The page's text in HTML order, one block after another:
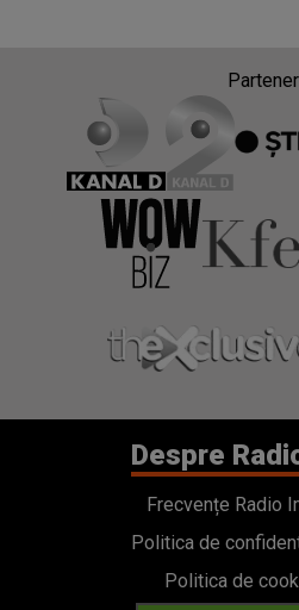
Despre
Frecvențe Radio
Politica de
Politica de